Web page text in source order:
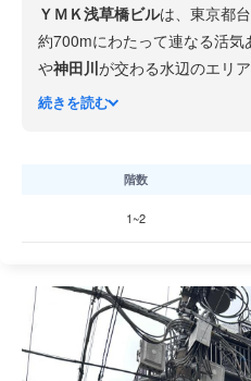
ＹＭＫ浅草橋ビルは、東京都
約700mにわたって連なる活
や神田川が交わる水辺のエリ
化中。秋葉原や両国にも近く
続きを読む
階数
1~2